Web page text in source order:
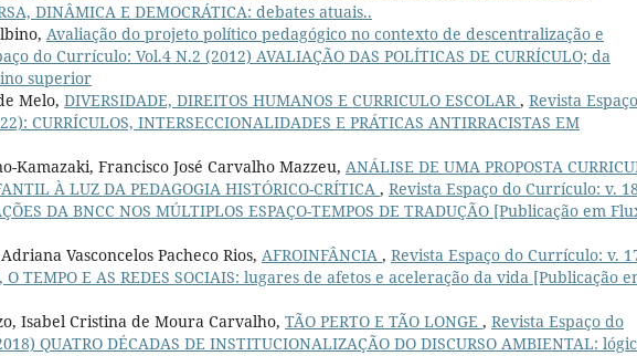
DINÂMICA E DEMOCRÁTICA: debates atuais..
Avaliação do projeto político pedagógico no contexto de descentralização e
do Currículo: Vol.4 N.2 (2012) AVALIAÇÃO DAS POLÍTICAS DE CURRÍCULO; da
superior
Melo, DIVERSIDADE, DIREITOS HUMANOS E CURRICULO ESCOLAR, Revista
CURRÍCULOS, INTERSECCIONALIDADES E PRÁTICAS ANTIRRACISTAS EM
Kamazaki, Francisco José Carvalho Mazzeu, ANÁLISE DE UMA PROPOSTA
À LUZ DA PEDAGOGIA HISTÓRICO-CRÍTICA , Revista Espaço do Currículo: v.
DA BNCC NOS MÚLTIPLOS ESPAÇO-TEMPOS DE TRADUÇÃO [Publicação em
Vasconcelos Pacheco Rios, AFROINFÂNCIA , Revista Espaço do Currículo: v.
O TEMPO E AS REDES SOCIAIS: lugares de afetos e aceleração da vida [Publicação
Isabel Cristina de Moura Carvalho, TÃO PERTO E TÃO LONGE , Revista Espaço do
QUATRO DÉCADAS DE INSTITUCIONALIZAÇÃO DO DISCURSO AMBIENTAL: